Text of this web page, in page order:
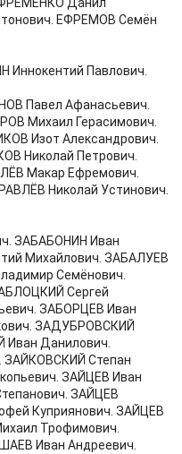
Данил
ЕФРЕМОВ Семён
Иннокентий Павлович.
Павел Афанасьевич.
Михаил Герасимович.
Изот Александрович.
Николай Петрович.
Макар Ефремович.
Николай Устинович.
ЗАБАБОНИН Иван
Михайлович. ЗАБАЛУЕВ
Семёнович.
Сергей
ЗАБОРЦЕВ Иван
ЗАДУБРОВСКИЙ
Иван Данилович.
ЗАЙКОВСКИЙ Степан
ЗАЙЦЕВ Иван
ЗАЙЦЕВ
Куприянович. ЗАЙЦЕВ
Трофимович.
Иван Андреевич.